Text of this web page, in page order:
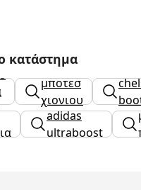
κατάστημα
μποτεσ
χιονιου
adidas
ultraboost